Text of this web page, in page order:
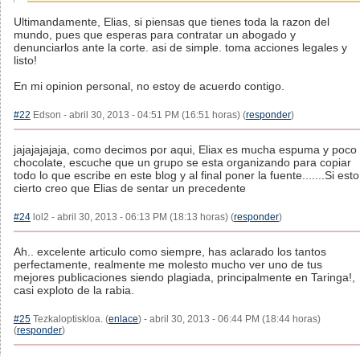
Ultimandamente, Elias, si piensas que tienes toda la razon del
mundo, pues que esperas para contratar un abogado y
denunciarlos ante la corte. asi de simple. toma acciones legales y
listo!
En mi opinion personal, no estoy de acuerdo contigo.
#22 Edson - abril 30, 2013 - 04:51 PM (16:51 horas) (responder)
jajajajajaja, como decimos por aqui, Eliax es mucha espuma y poco
chocolate, escuche que un grupo se esta organizando para copiar
todo lo que escribe en este blog y al final poner la fuente.......Si esto
cierto creo que Elias de sentar un precedente
#24 lol2 - abril 30, 2013 - 06:13 PM (18:13 horas) (responder)
Ah.. excelente articulo como siempre, has aclarado los tantos
perfectamente, realmente me molesto mucho ver uno de tus
mejores publicaciones siendo plagiada, principalmente en Taringa!,
casi exploto de la rabia.
#25 Tezkaloptiskloa. (enlace) - abril 30, 2013 - 06:44 PM (18:44 horas)
(responder)